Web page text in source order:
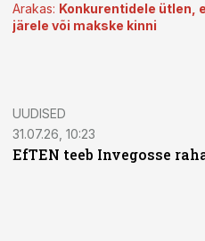
Arakas: Konkurentidele ütlen,
järele või makske kinni
UUDISED
31.07.26, 10:23
EfTEN teeb Invegosse